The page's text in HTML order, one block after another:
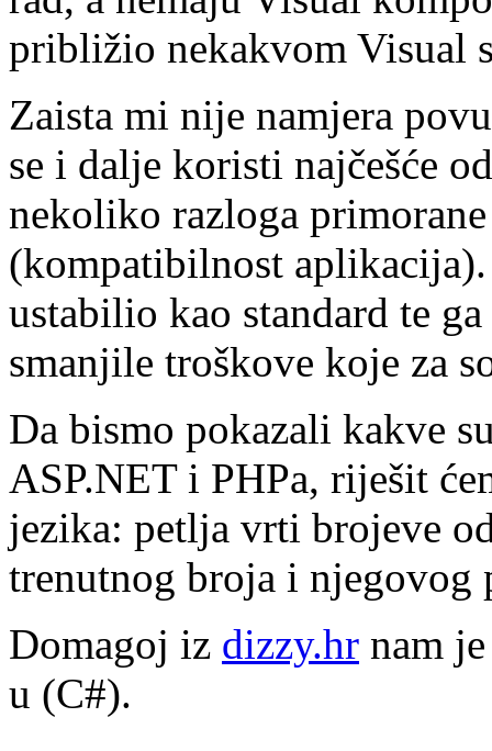
približio nekakvom Visual
Zaista mi nije namjera
se i dalje koristi najčešće
nekoliko razloga
(kompatibilnost
ustabilio kao standard te
smanjile troškove koje za
Da bismo pokazali kakve
ASP.NET i PHPa, riješit
jezika: petlja vrti brojeve
trenutnog broja i njegovog
Domagoj iz dizzy.hr nam
u (C#).